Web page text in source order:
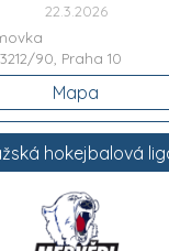
22.3.2026
90, Praha 10
Mapa
hokejbalová